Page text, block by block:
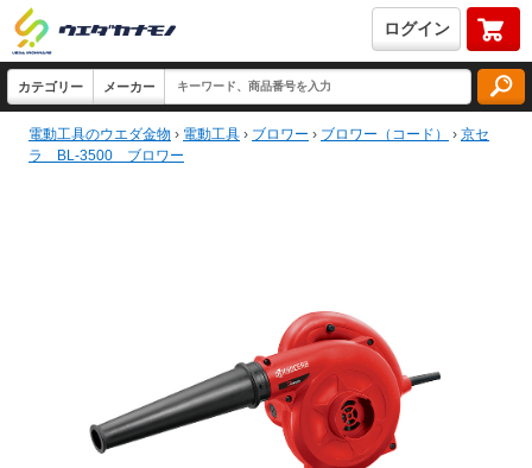
ログイン
電動工具のウエダ金物 › 電動工具 › ブロワー › ブロワー（コード） › 京セ
ラ BL-3500 ブロワー